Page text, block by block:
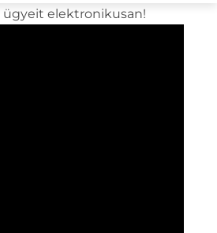
ügyeit elektronikusan!